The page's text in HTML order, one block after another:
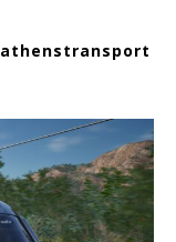
athenstransport